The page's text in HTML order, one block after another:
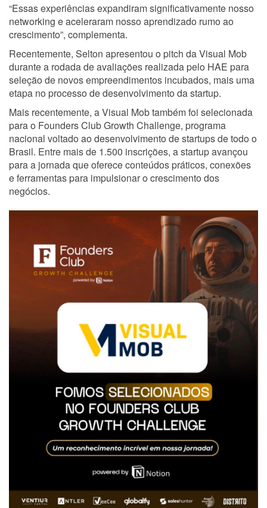
“Essas experiências expandiram significativamente nosso
networking e aceleraram nosso aprendizado rumo ao
crescimento”, complementa.
Recentemente, Selton apresentou o pitch da Visual Mob
durante a rodada de avaliações realizada pelo HAE para
seleção de novos empreendimentos incubados, mais uma
etapa no processo de desenvolvimento da startup.
Mais recentemente, a Visual Mob também foi selecionada
para o Founders Club Growth Challenge, programa
nacional voltado ao desenvolvimento de startups de todo o
Brasil. Entre mais de 1.500 inscrições, a startup avançou
para a jornada que oferece conteúdos práticos, conexões
e ferramentas para impulsionar o crescimento dos
negócios.